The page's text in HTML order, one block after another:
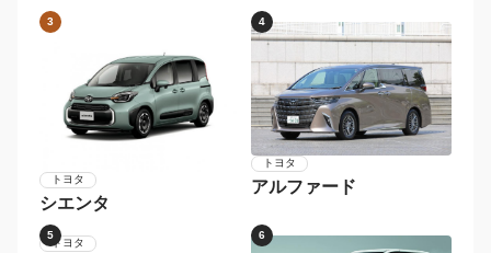
3
トヨタ
シエンタ
4
トヨタ
アルファード
5 6